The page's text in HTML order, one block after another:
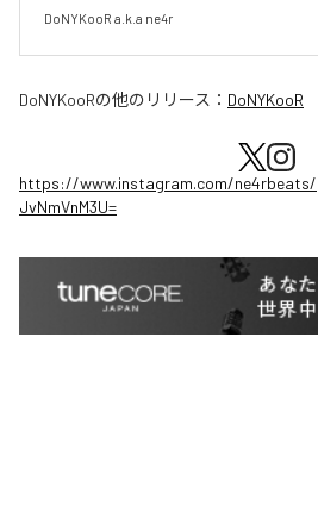
DoNYKooR a.k.a ne4r
DoNYKooRの他のリリース： DoNYKooR
https://www.instagram.com/
JvNmVnM3U=